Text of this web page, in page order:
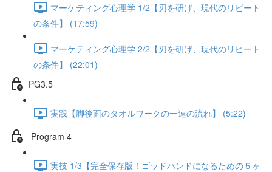
マーケティング心理学 1/2【刃を研げ、現代のリピート
の条件】 (17:59)
マーケティング心理学 2/2【刃を研げ、現代のリピート
の条件】 (22:01)
PG3.5
実践【脚後面のタオルワークの一連の流れ】 (5:22)
Program 4
実技 1/3【完全保存版！ゴッドハンドになるための５ヶ